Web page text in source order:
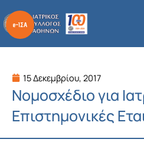
στο
περιεχόμενο
15 Δεκεμβρίου, 2017
Νομοσχέδιο για
Επιστημονικές